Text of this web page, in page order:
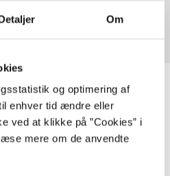
Om
og optimering af
enhver tid ændre eller
ved at klikke på ”Cookies” i
mere om de anvendte
på udgivelser